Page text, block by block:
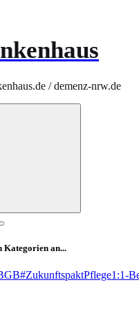
/ demenz-nrw.de
Kategorien an...
#ZukunftspaktPflege1:1-